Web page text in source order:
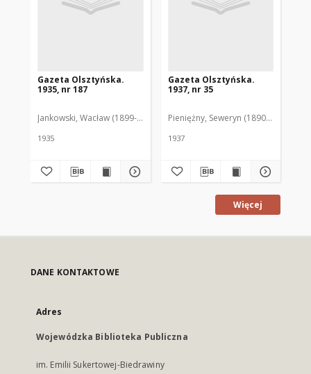
Gazeta Olsztyńska.
1935, nr 187
Jankowski, Wacław (1899-1975). Red.
1935
Gazeta Olsztyńska.
1937, nr 35
Pieniężny, Seweryn (1890-1940). Red.
1937
Więcej
DANE KONTAKTOWE
Adres
Wojewódzka Biblioteka Publiczna
im. Emilii Sukertowej-Biedrawiny